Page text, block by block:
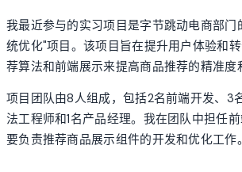
我最近参与的实习项目是字节跳动电商部门
统优化"项目。该项目旨在提升用户体验和
荐算法和前端展示来提高商品推荐的精准度
项目团队由8人组成，包括2名前端开发、3
法工程师和1名产品经理。我在团队中担任
要负责推荐商品展示组件的开发和优化工作。